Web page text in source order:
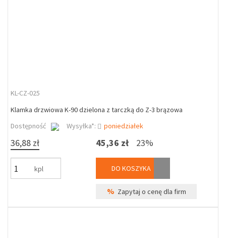
KL-CZ-025
Klamka drzwiowa K-90 dzielona z tarczką do Z-3 brązowa
Dostępność
Wysyłka*: poniedziałek
36,88 zł
kpl
45,36 zł 23%
DO KOSZYKA
% Zapytaj o cenę dla firm